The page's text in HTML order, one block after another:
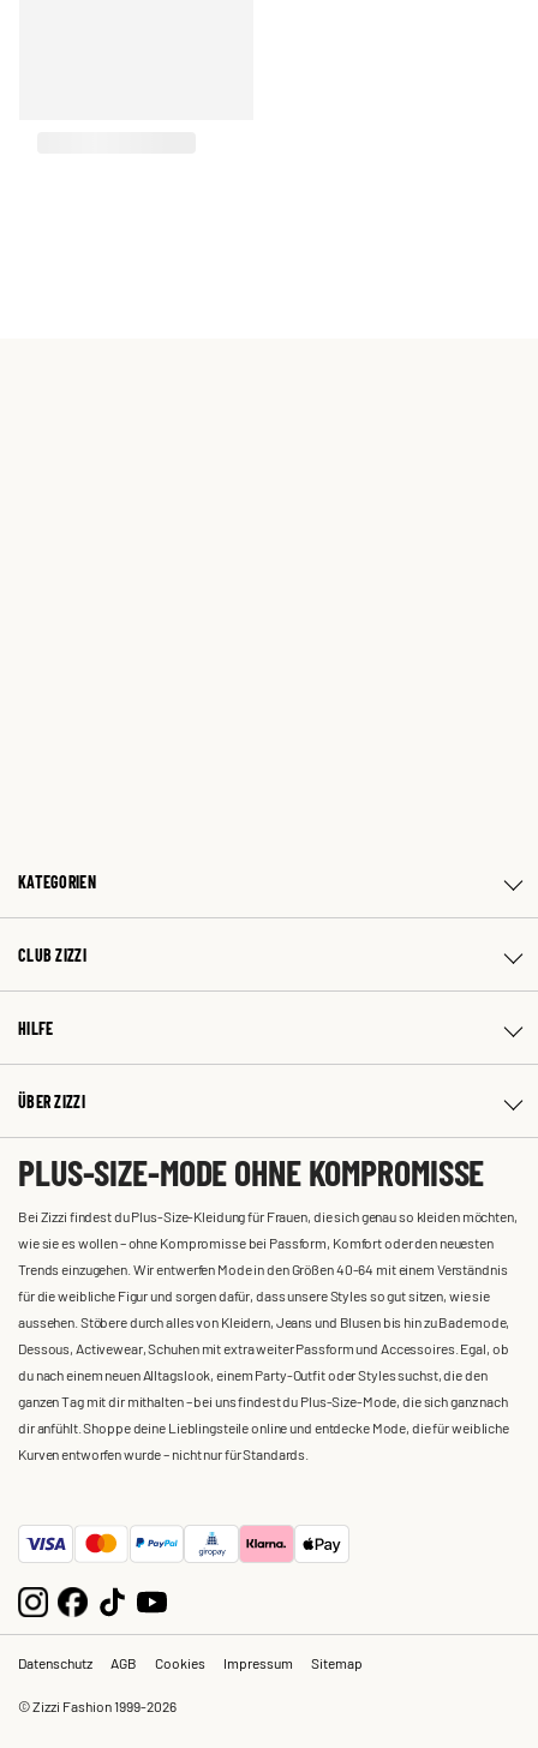
KATEGORIEN
CLUB ZIZZI
HILFE
ÜBER ZIZZI
PLUS-SIZE-MODE OHNE KOMPROMISSE
Bei Zizzi findest du Plus-Size-Kleidung für Frauen, die sich genau so kleiden möchten,
wie sie es wollen – ohne Kompromisse bei Passform, Komfort oder den neuesten
Trends einzugehen. Wir entwerfen Mode in den Größen 40-64 mit einem Verständnis
für die weibliche Figur und sorgen dafür, dass unsere Styles so gut sitzen, wie sie
aussehen. Stöbere durch alles von Kleidern, Jeans und Blusen bis hin zu Bademode,
Dessous, Activewear, Schuhen mit extra weiter Passform und Accessoires. Egal, ob
du nach einem neuen Alltagslook, einem Party-Outfit oder Styles suchst, die den
ganzen Tag mit dir mithalten – bei uns findest du Plus-Size-Mode, die sich ganz nach
dir anfühlt. Shoppe deine Lieblingsteile online und entdecke Mode, die für weibliche
Kurven entworfen wurde – nicht nur für Standards.
Datenschutz AGB Cookies Impressum Sitemap
© Zizzi Fashion 1999-2026